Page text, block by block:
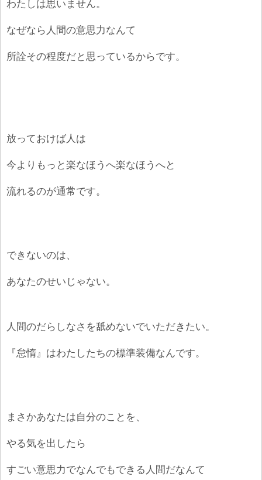
わたしは思いません。
なぜなら人間の意思力なんて
所詮その程度だと思っているからです。
放っておけば人は
今よりもっと楽なほうへ楽なほうへと
流れるのが通常です。
できないのは、
あなたのせいじゃない。
人間のだらしなさを舐めないでいただきたい。
『怠惰』はわたしたちの標準装備なんです。
まさかあなたは自分のことを、
やる気を出したら
すごい意思力でなんでもできる人間だなんて